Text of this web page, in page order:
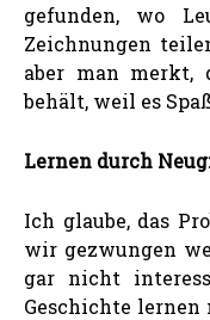
gefunden, wo
Zeichnungen
aber man merkt,
behält, weil es
Lernen durch
Ich glaube, das
wir gezwungen
gar nicht
Geschichte lernen